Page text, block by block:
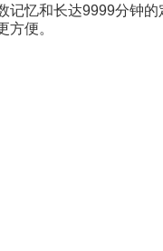
忆和长达9999分钟的
便。